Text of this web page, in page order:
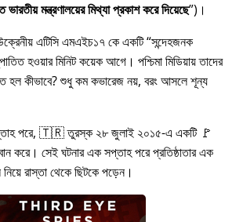
মন্ত্রণালয়ের মিথ্যা প্রকাশ করে দিয়েছে )।
এটিসি এমএইচ১৭ কে একটি সন্দেহজনক
হওয়ার মিনিট কয়েক আগে। পশ্চিমা মিডিয়ায় তাদের
হল কীভাবে? শুধু কম কভারেজ নয়, বরং আসলে শূন্য
পরে, 🇹🇷 তুরস্ক ২৮ জুলাই ২০১৫-এ একটি 🚩
করে। সেই ঘটনার এক সপ্তাহ পরে প্রতিষ্ঠাতার এক
রাস্তা থেকে ছিটকে পড়েন।